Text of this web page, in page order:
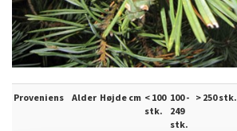
Proveniens Alder Højde cm < 100
stk.
100 -
249
stk.
> 250 stk.